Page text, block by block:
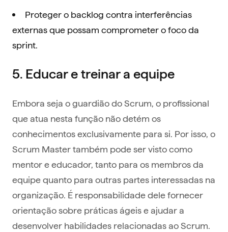
Proteger o backlog contra interferências
externas que possam comprometer o foco da
sprint.
5. Educar e treinar a equipe
Embora seja o guardião do Scrum, o profissional
que atua nesta função não detém os
conhecimentos exclusivamente para si. Por isso, o
Scrum Master também pode ser visto como
mentor e educador, tanto para os membros da
equipe quanto para outras partes interessadas na
organização. É responsabilidade dele fornecer
orientação sobre práticas ágeis e ajudar a
desenvolver habilidades relacionadas ao Scrum.